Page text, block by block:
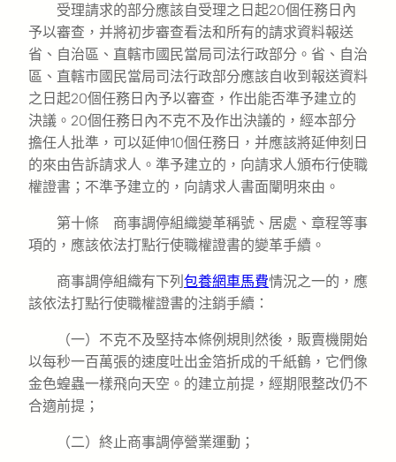
受理請求的部分應該自受理之日起20個任務日內
予以審查，并將初步審查看法和所有的請求資料報送
省、自治區、直轄市國民當局司法行政部分。省、自治
區、直轄市國民當局司法行政部分應該自收到報送資料
之日起20個任務日內予以審查，作出能否準予建立的
決議。20個任務日內不克不及作出決議的，經本部分
擔任人批準，可以延伸10個任務日，并應該將延伸刻日
的來由告訴請求人。準予建立的，向請求人頒布行使職
權證書；不準予建立的，向請求人書面闡明來由。
第十條 商事調停組織變革稱號、居處、章程等事
項的，應該依法打點行使職權證書的變革手續。
商事調停組織有下列 包養網車馬費情況之一的，應
該依法打點行使職權證書的注銷手續：
（一）不克不及堅持本條例規則然後，販賣機開始
以每秒一百萬張的速度吐出金箔折成的千紙鶴，它們像
金色蝗蟲一樣飛向天空。的建立前提，經期限整改仍不
合適前提；
（二）終止商事調停營業運動；